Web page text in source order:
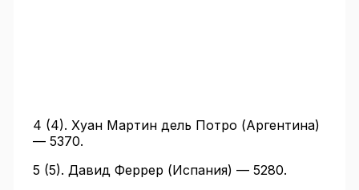
4 (4). Хуан Мартин дель Потро (Аргентина)
— 5370.
5 (5). Давид Феррер (Испания) — 5280.